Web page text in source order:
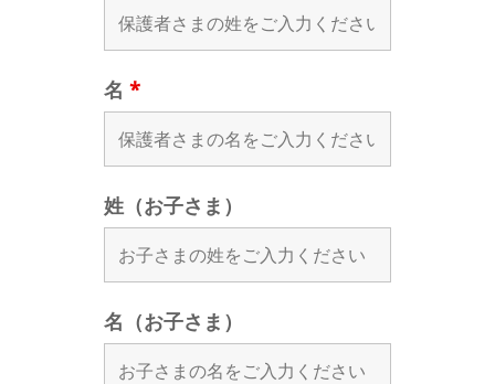
名 *
姓（お子さま）
名（お子さま）